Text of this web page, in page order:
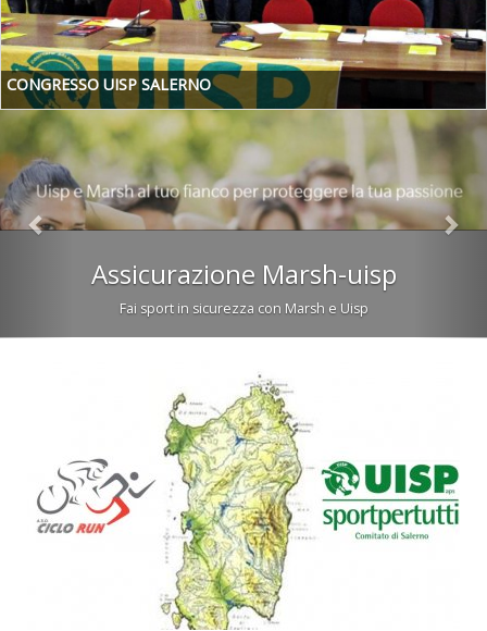
CONGRESSO UISP SALERNO
Assicurazione Marsh-uisp
Fai sport in sicurezza con Marsh e Uisp
Previous